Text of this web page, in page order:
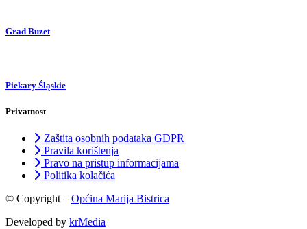
Grad Buzet
Piekary Śląskie
Privatnost
Zaštita osobnih podataka GDPR
Pravila korištenja
Pravo na pristup informacijama
Politika kolačića
© Copyright – Općina Marija Bistrica
Developed by krMedia